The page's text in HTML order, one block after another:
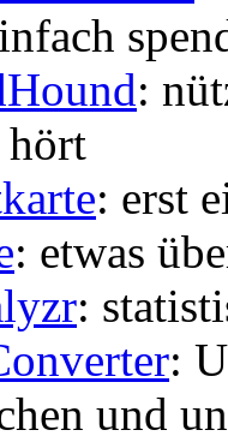
:
hört
: erst
: etwas
:
:
und